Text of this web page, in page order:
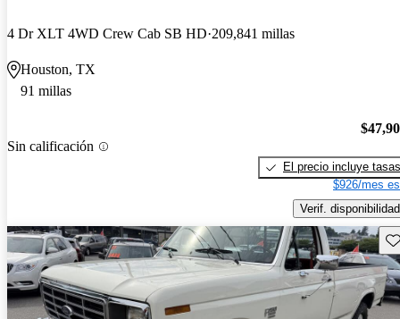
4 Dr XLT 4WD Crew Cab SB HD 209,841 millas
Houston, TX
91 millas
Sin calificación
El precio incluye tasas
$926/mes
Verif. disponibilidad